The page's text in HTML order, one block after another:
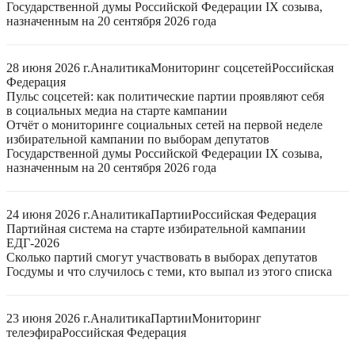
Государственной думы Российской Федерации IX созыва,
назначенным на 20 сентября 2026 года
28 июня 2026 г.АналитикаМониторинг соцсетейРоссийская
Федерация
Пульс соцсетей: как политические партии проявляют себя
в социальных медиа на старте кампании
Отчёт о мониторинге социальных сетей на первой неделе
избирательной кампании по выборам депутатов
Государственной думы Российской Федерации IX созыва,
назначенным на 20 сентября 2026 года
24 июня 2026 г.АналитикаПартииРоссийская Федерация
Партийная система на старте избирательной кампании
ЕДГ-2026
Сколько партий смогут участвовать в выборах депутатов
Госдумы и что случилось с теми, кто выпал из этого списка
23 июня 2026 г.АналитикаПартииМониторинг
телеэфираРоссийская Федерация